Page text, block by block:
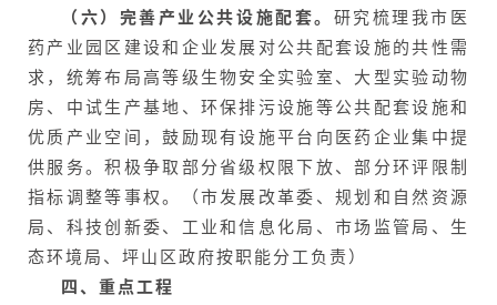
资
讯
再
生
医
学
（六）完善产业公共设施配套。 研究梳理我市医
药产业园区建设和企业发展对公共配套设施的共性需
求，统筹布局高等级生物安全实验室、大型实验动物
房、中试生产基地、环保排污设施等公共配套设施和
优质产业空间，鼓励现有设施平台向医药企业集中提
供服务。积极争取部分省级权限下放、部分环评限制
指标调整等事权。（市发展改革委、规划和自然资源
局、科技创新委、工业和信息化局、市场监管局、生
态环境局、坪山区政府按职能分工负责）
四、重点工程